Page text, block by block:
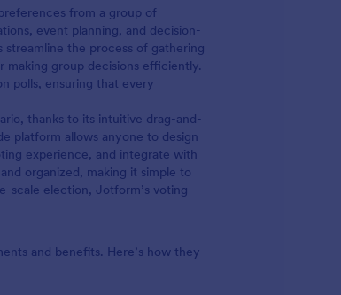
from a group of
event planning, and decision-
streamline the process of gathering
making group decisions efficiently.
polls, ensuring that every
thanks to its intuitive drag-and-
platform allows anyone to design
experience, and integrate with
organized, making it simple to
scale election, Jotform’s voting
and benefits. Here’s how they